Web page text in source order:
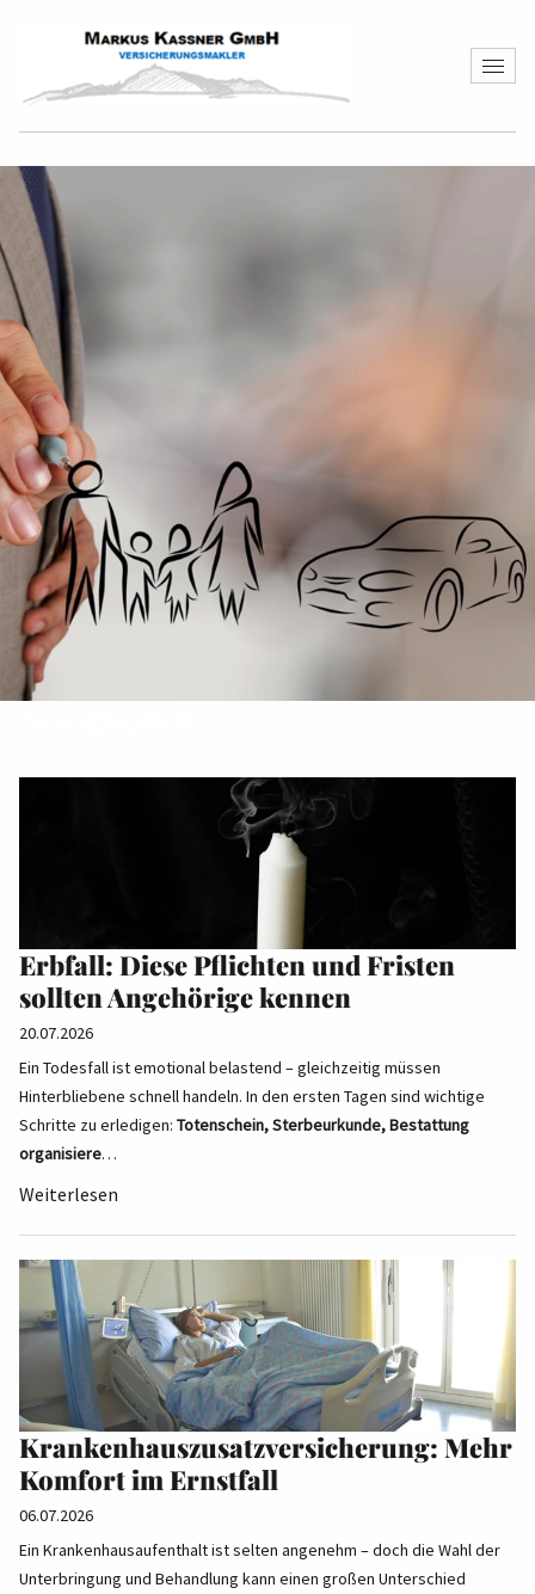
Erbfall: Diese Pflichten und Fristen
sollten Angehörige kennen
20.07.2026
Ein Todesfall ist emotional belastend – gleichzeitig müssen
Hinterbliebene schnell handeln. In den ersten Tagen sind wichtige
Schritte zu erledigen: Totenschein, Sterbeurkunde, Bestattung
organisiere…
Weiterlesen
Krankenhauszusatzversicherung: Mehr
Komfort im Ernstfall
06.07.2026
Ein Krankenhausaufenthalt ist selten angenehm – doch die Wahl der
Unterbringung und Behandlung kann einen großen Unterschied